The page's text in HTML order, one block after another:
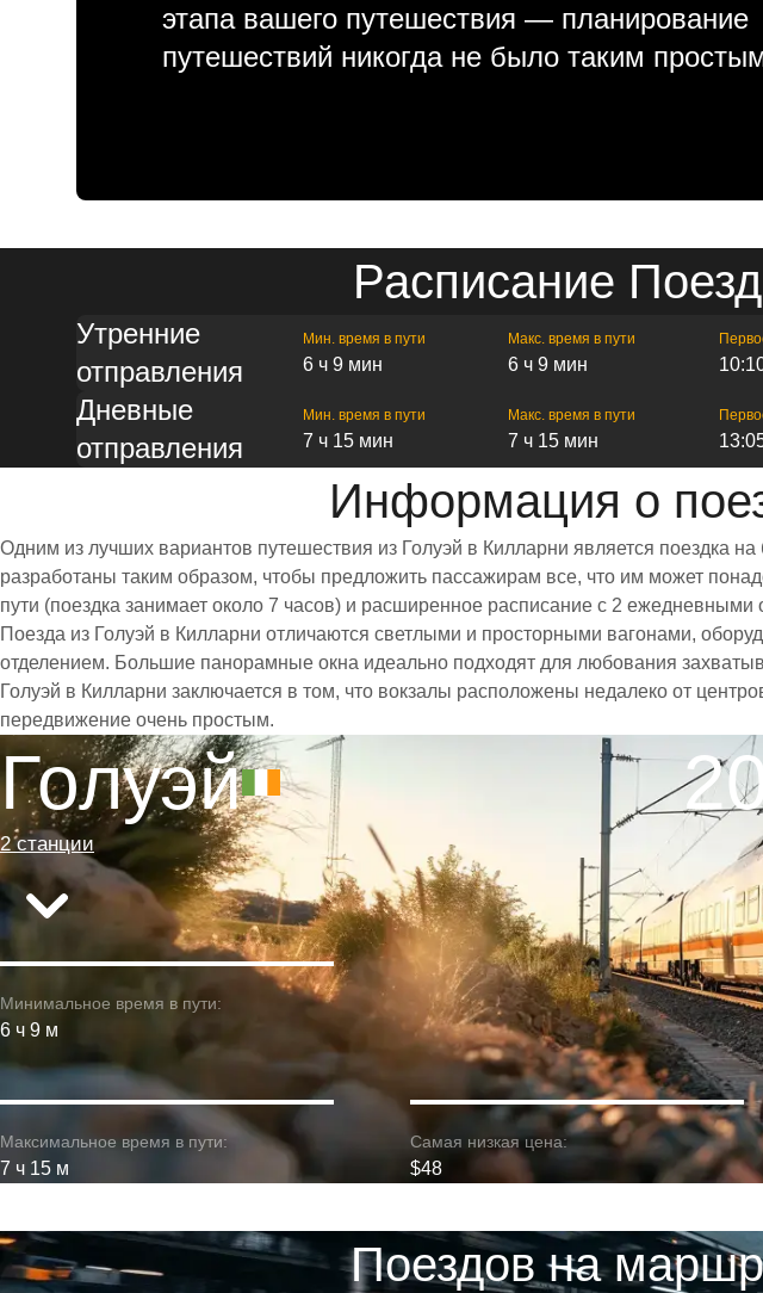
этапа вашего путешествия — планирование
путешествий никогда не было таким
Расписание
Утренние
отправления
Мин. время в пути
6 ч 9 мин
Макс. время в пути
6 ч 9 мин
Дневные
отправления
Мин. время в пути
7 ч 15 мин
Макс. время в пути
7 ч 15 мин
Информация о
Одним из лучших вариантов путешествия из Голуэй в Килларни является поездка
разработаны таким образом, чтобы предложить пассажирам все, что им может
пути (поездка занимает около 7 часов) и расширенное расписание с 2
Поезда из Голуэй в Килларни отличаются светлыми и просторными вагонами,
отделением. Большие панорамные окна идеально подходят для любования
Голуэй в Килларни заключается в том, что вокзалы расположены недалеко от
передвижение очень простым.
Голуэй
2 станции
Минимальное время в пути:
6 ч 9 м
Максимальное время в пути:
7 ч 15 м
Самая низкая цена:
$48
Поездов на